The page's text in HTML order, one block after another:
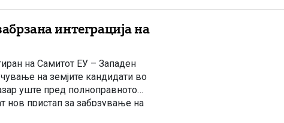
интеграција на
на Самитот ЕУ – Западен
на земјите кандидати во
уште пред полноправното
нов пристап за забрзување на
кој би овозможил постепено